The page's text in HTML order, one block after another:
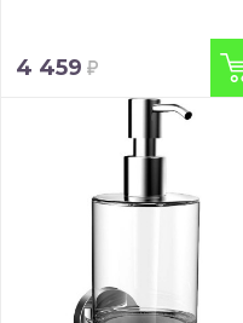
4 459